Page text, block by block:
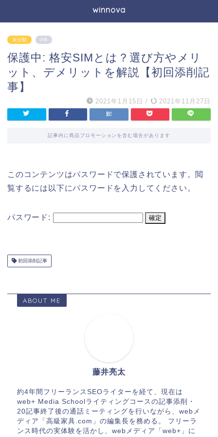
winnova
未分類 PR
保護中: 格安SIMとは？選び方やメリ
ット、デメリットを解説【初回添削記
事】
2021年1月15日 / 2021年11月27日
記事内に商品プロモーションを含む場合があります
このコンテンツはパスワードで保護されています。閲
覧するには以下にパスワードを入力してください。
パスワード:
初回添削記事
ABOUT ME
藤井亮太
約4年間フリーランスSEOライターを経て、現在は
web+ Media Schoolライティングコースの記事添削・
20記事終了後の通話ミーティングを行いながら、webメ
ディア「高級家具.com」の編集長を務める。 フリーラ
ンス時代の実体験を活かし、webメディア「web+」に